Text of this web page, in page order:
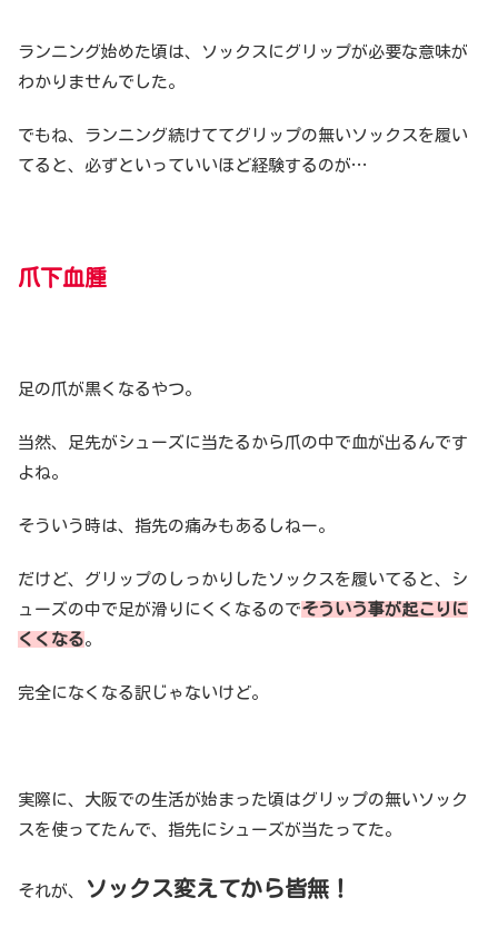
ランニング始めた頃は、ソックスにグリップが必要な意味が
わかりませんでした。
でもね、ランニング続けててグリップの無いソックスを履い
てると、必ずといっていいほど経験するのが…
爪下血腫
足の爪が黒くなるやつ。
当然、足先がシューズに当たるから爪の中で血が出るんです
よね。
そういう時は、指先の痛みもあるしねー。
だけど、グリップのしっかりしたソックスを履いてると、シ
ューズの中で足が滑りにくくなるのでそういう事が起こりに
くくなる。
完全になくなる訳じゃないけど。
実際に、大阪での生活が始まった頃はグリップの無いソック
スを使ってたんで、指先にシューズが当たってた。
それが、 ソックス変えてから皆無！